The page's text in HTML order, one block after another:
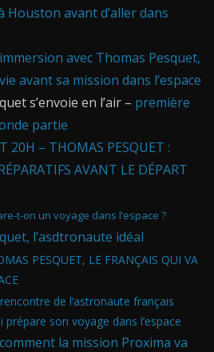
Houston avant d’aller dans
avec Thomas Pesquet,
avant sa mission dans l’espace
s’envoie en l’air – première
partie
20H – THOMAS PESQUET :
AVANT LE DÉPART
t-on un voyage dans l’espace ?
l’asdtronaute idéal
PESQUET, LE FRANÇAIS QUI VA
de l’astronaute français
son voyage dans l’espace
la mission Proxima va